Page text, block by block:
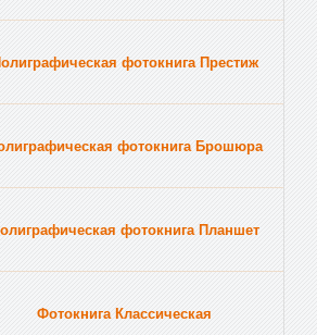
фотокнига Престиж
фотокнига Брошюра
фотокнига Планшет
Фотокнига Классическая